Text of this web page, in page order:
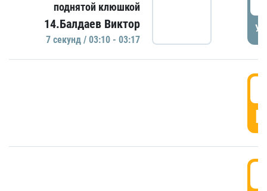
поднятой клюшкой
14.Балдаев Виктор
7 секунд / 03:10 - 03:17